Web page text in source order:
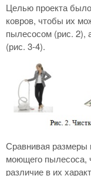
Целью проекта
ковров, чтобы их
пылесосом (рис. 2),
(рис. 3-4).
Сравнивая размеры
моющего пылесоса,
различие в их